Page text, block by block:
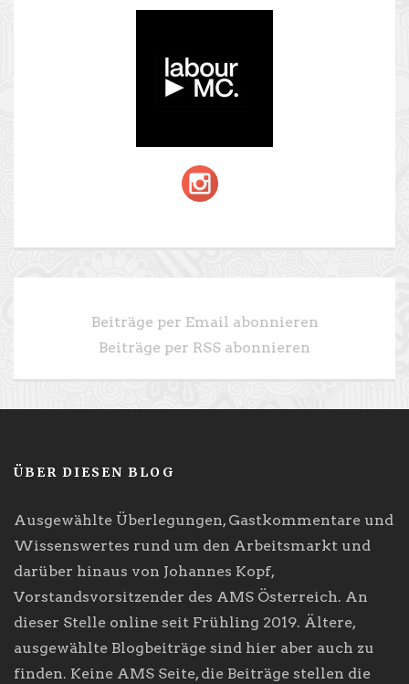
Beiträge per Email abonnieren
Beiträge per RSS abonnieren
ÜBER DIESEN BLOG
Ausgewählte Überlegungen, Gastkommentare und
Wissenswertes rund um den Arbeitsmarkt und
darüber hinaus von Johannes Kopf,
Vorstandsvorsitzender des AMS Österreich. An
dieser Stelle online seit Frühling 2019. Ältere,
ausgewählte Blogbeiträge sind hier aber auch zu
finden. Keine AMS Seite, die Beiträge stellen die